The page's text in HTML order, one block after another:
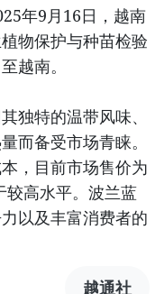
年9月16日，越南
物保护与种苗检验
越南。
独特的温带风味、
而备受市场青睐。
，目前市场售价为
较高水平。波兰蓝
以及丰富消费者的
越通社